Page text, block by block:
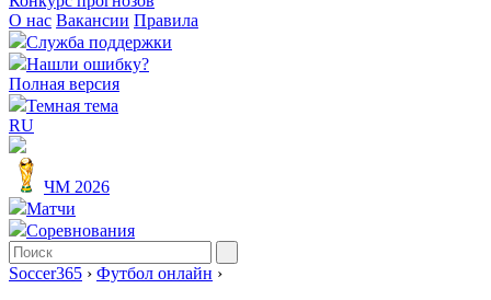
О нас Вакансии Правила
Служба поддержки
Нашли ошибку?
Полная версия
Темная тема
RU
ЧМ 2026
Матчи
Соревнования
Soccer365 › Футбол онлайн ›